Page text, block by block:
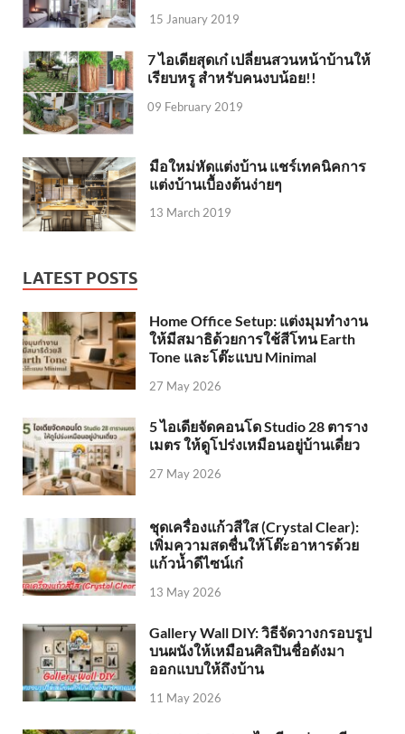
15 January 2019
7 ไอเดียสุดเก๋ เปลี่ยนสวนหน้าบ้านให้
เรียบหรู สำหรับคนงบน้อย!!
09 February 2019
มือใหม่หัดแต่งบ้าน แชร์เทคนิคการ
แต่งบ้านเบื้องต้นง่ายๆ
13 March 2019
LATEST POSTS
Home Office Setup: แต่งมุมทำงาน
ให้มีสมาธิด้วยการใช้สีโทน Earth
Tone และโต๊ะแบบ Minimal
27 May 2026
5 ไอเดียจัดคอนโด Studio 28 ตาราง
เมตร ให้ดูโปร่งเหมือนอยู่บ้านเดี่ยว
27 May 2026
ชุดเครื่องแก้วสีใส (Crystal Clear):
เพิ่มความสดชื่นให้โต๊ะอาหารด้วย
แก้วน้ำดีไซน์เก๋
13 May 2026
Gallery Wall DIY: วิธีจัดวางกรอบรูป
บนผนังให้เหมือนศิลปินชื่อดังมา
ออกแบบให้ถึงบ้าน
11 May 2026